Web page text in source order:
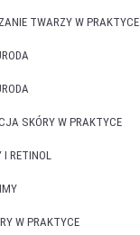
TWARZY W PRAKTYCE
SKÓRY W PRAKTYCE
I RETINOL
W PRAKTYCE